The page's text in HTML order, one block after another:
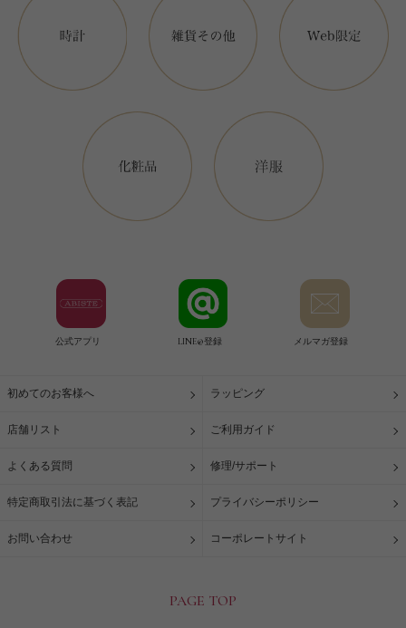
公式アプリ LINE@登録 メルマガ登録
初めてのお客様へ ラッピング
店舗リスト ご利用ガイド
よくある質問 修理/サポート
特定商取引法に基づく表記 プライバシーポリシー
お問い合わせ コーポレートサイト
PAGE TOP